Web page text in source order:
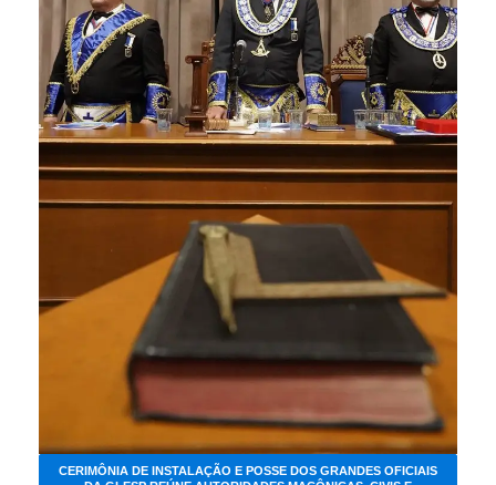
CERIMÔNIA DE INSTALAÇÃO E POSSE DOS GRANDES OFICIAIS